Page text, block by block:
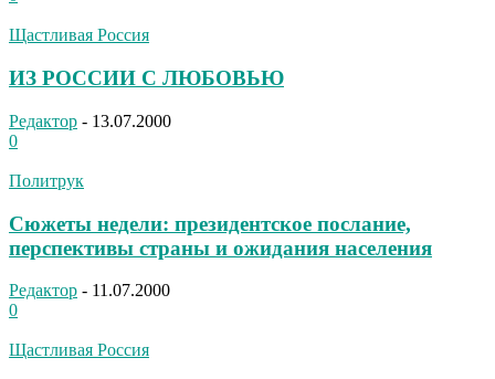
Щастливая Россия
ИЗ РОССИИ С ЛЮБОВЬЮ
Редактор - 13.07.2000
0
Политрук
Сюжеты недели: президентское послание,
перспективы страны и ожидания населения
Редактор - 11.07.2000
0
Щастливая Россия